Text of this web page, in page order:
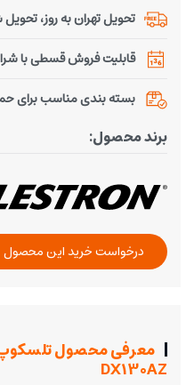
تحویل تهران به روز، تحویل
قابلیت فروش قسطی با
بسته بندی مناسب برای
برند محصول:
درخواست خرید این محصول
DX130AZ